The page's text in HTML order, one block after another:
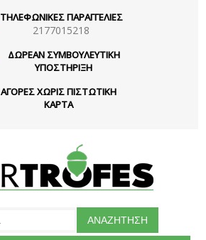
ΤΗΛΕΦΩΝΙΚΕΣ ΠΑΡΑΓΓΕΛΙΕΣ
2177015218
ΔΩΡΕΑΝ ΣΥΜΒΟΥΛΕΥΤΙΚΗ
ΥΠΟΣΤΗΡΙΞΗ
ΑΓΟΡΕΣ ΧΩΡΙΣ ΠΙΣΤΩΤΙΚΗ
ΚΑΡΤΑ